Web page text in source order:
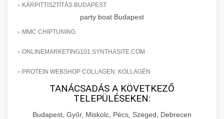
- KÁRPITTISZTÍTÁS BUDAPEST
party boat Budapest
- MMC CHIPTUNING
- ONLINEMARKETING101.SYNTHASITE.COM
- PROTEIN WEBSHOP COLLAGEN: KOLLAGÉN
TANÁCSADÁS A KÖVETKEZŐ
TELEPÜLÉSEKEN:
Budapest, Győr, Miskolc, Pécs, Szeged, Debrecen